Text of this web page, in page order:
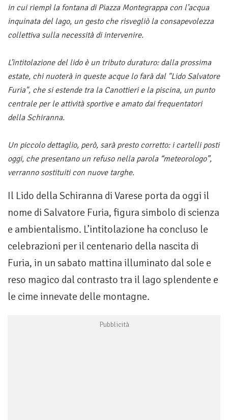
in cui riempì la fontana di Piazza Montegrappa con l’acqua
inquinata del lago, un gesto che risvegliò la consapevolezza
collettiva sulla necessità di intervenire.
L’intitolazione del lido è un tributo duraturo: dalla prossima
estate, chi nuoterà in queste acque lo farà dal "Lido Salvatore
Furia", che si estende tra la Canottieri e la piscina, un punto
centrale per le attività sportive e amato dai frequentatori
della Schiranna.
Un piccolo dettaglio, però, sarà presto corretto: i cartelli posti
oggi, che presentano un refuso nella parola “meteorologo”,
verranno sostituiti con nuove targhe.
Il Lido della Schiranna di Varese porta da oggi il
nome di Salvatore Furia, figura simbolo di scienza
e ambientalismo. L’intitolazione ha concluso le
celebrazioni per il centenario della nascita di
Furia, in un sabato mattina illuminato dal sole e
reso magico dal contrasto tra il lago splendente e
le cime innevate delle montagne.